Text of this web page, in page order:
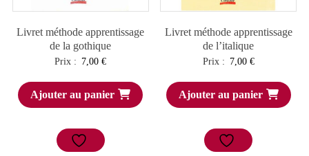
Livret méthode apprentissage
de la gothique
Prix : 7,00€
Ajouter au panier
Livret méthode apprentissage
de l’italique
Prix : 7,00 €
Ajouter au panier